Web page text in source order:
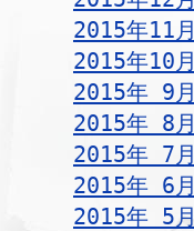
2015年11月
2015年10月
2015年 9月
2015年 8月
2015年 7月
2015年 6月
2015年 5月